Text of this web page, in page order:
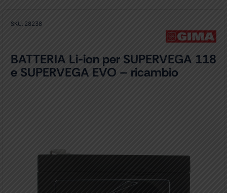
SKU: 28238
BATTERIA Li-ion per SUPERVEGA 118
e SUPERVEGA EVO – ricambio